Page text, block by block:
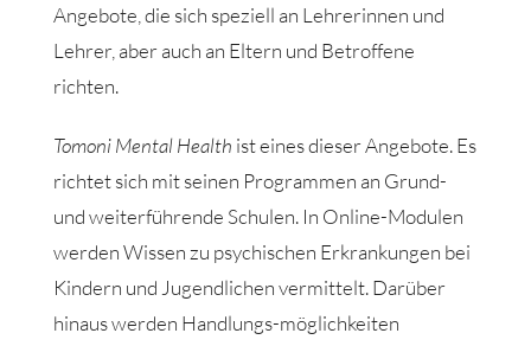
Angebote, die sich speziell an Lehrerinnen und
Lehrer, aber auch an Eltern und Betroffene
richten.
Tomoni Mental Health ist eines dieser Angebote. Es
richtet sich mit seinen Programmen an Grund-
und weiterführende Schulen. In Online-Modulen
werden Wissen zu psychischen Erkrankungen bei
Kindern und Jugendlichen vermittelt. Darüber
hinaus werden Handlungs-möglichkeiten